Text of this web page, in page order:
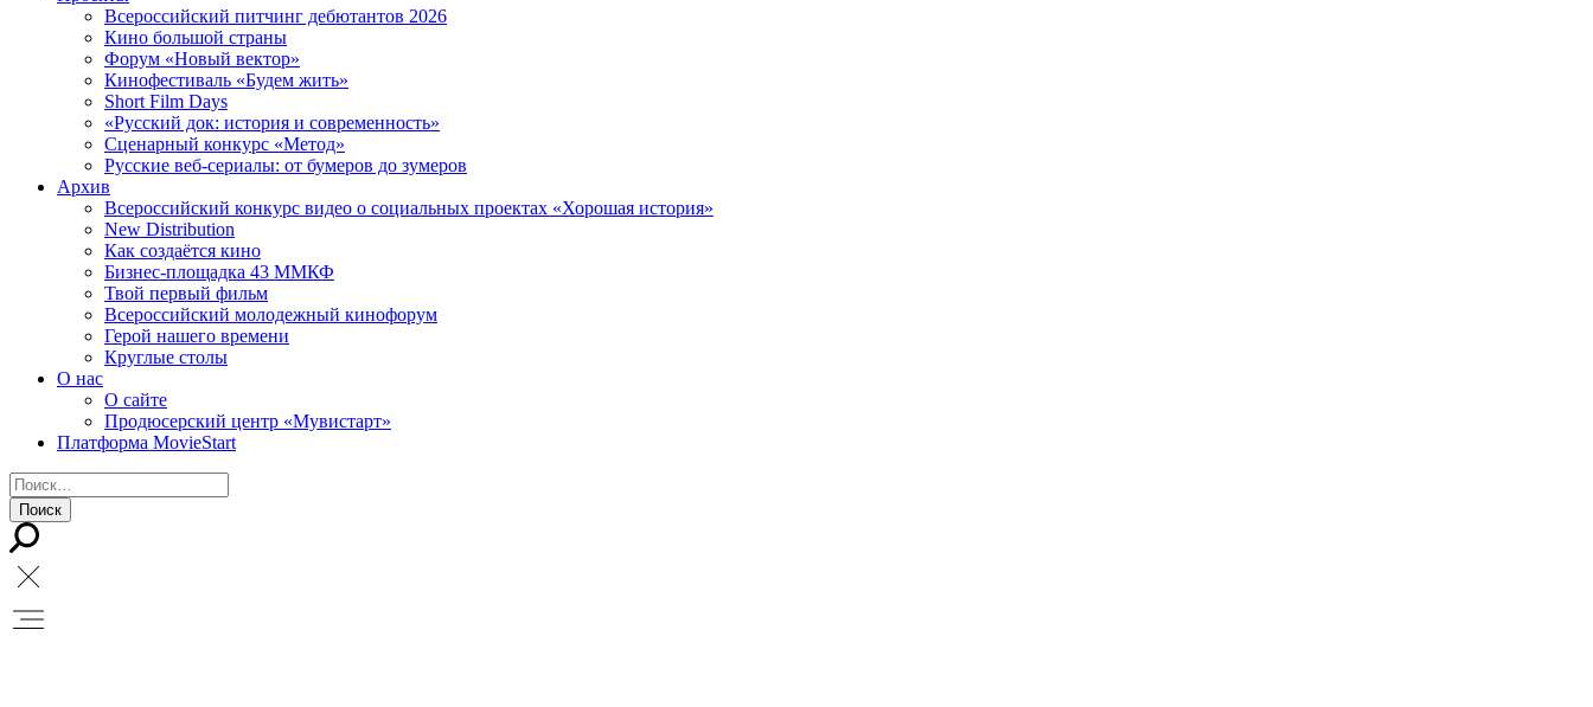
Всероссийский питчинг дебютантов 2026
Кино большой страны
Форум «Новый вектор»
Кинофестиваль «Будем жить»
Short Film Days
«Русский док: история и современность»
Сценарный конкурс «Метод»
Русские веб-сериалы: от бумеров до зумеров
Архив
Всероссийский конкурс видео о социальных проектах «Хорошая история»
New Distribution
Как создаётся кино
Бизнес-площадка 43 ММКФ
Твой первый фильм
Всероссийский молодежный кинофорум
Герой нашего времени
Круглые столы
О нас
О сайте
Продюсерский центр «Мувистарт»
Платформа MovieStart